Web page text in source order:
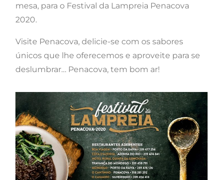
mesa, para o Festival da Lampreia Penacova
2020.
Visite Penacova, delicie-se com os sabores
únicos que lhe oferecemos e aproveite para se
deslumbrar… Penacova, tem bom ar!